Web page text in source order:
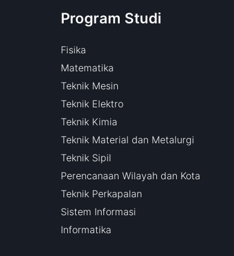
Program Studi
Fisika
Matematika
Teknik Mesin
Teknik Elektro
Teknik Kimia
Teknik Material dan Metalurgi
Teknik Sipil
Perencanaan Wilayah dan Kota
Teknik Perkapalan
Sistem Informasi
Informatika